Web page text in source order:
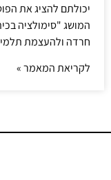
יכולתם להציג את
המושג "סימולציה
חרדה ולהעצמת
לקריאת המאמר »